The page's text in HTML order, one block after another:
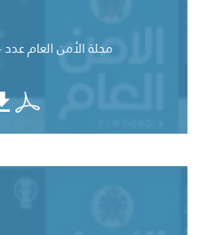
مجلة الأمن العام عدد 154 تموز 2026